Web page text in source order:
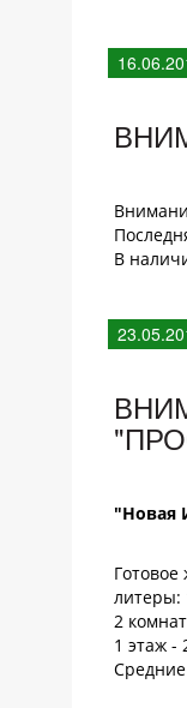
В
"Новая
Готовое
литеры:
2
1 этаж -